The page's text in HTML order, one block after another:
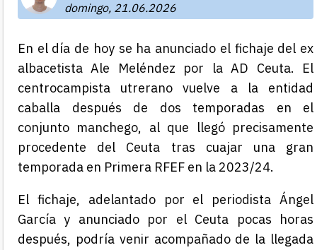
domingo, 21.06.2026
En el día de hoy se ha anunciado el fichaje del ex
albacetista Ale Meléndez por la AD Ceuta. El
centrocampista utrerano vuelve a la entidad
caballa después de dos temporadas en el
conjunto manchego, al que llegó precisamente
procedente del Ceuta tras cuajar una gran
temporada en Primera RFEF en la 2023/24.
El fichaje, adelantado por el periodista Ángel
García y anunciado por el Ceuta pocas horas
después, podría venir acompañado de la llegada